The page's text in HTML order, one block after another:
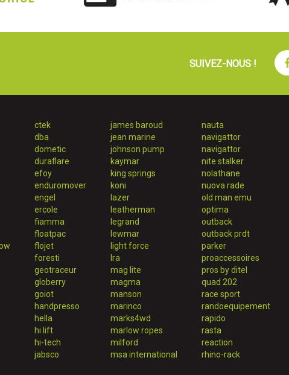
SUIVEZ-NOUS !
ctek
dba
dometic
duraflare
efoy
enduromover
engel
ercole
fiamma
floatpac
flojet
foresti
geotraceur
globerry
goiot
handpresso
hella
hi lift
hi-tech
jabsco
james baroud
jean marine
johnson pump
kaymar
king springs
koni
lazer
leatherman
legrand
lewmar
light force
lra
mag lite
magma
manson
marinco
marks4wd
marlow ropes
milford
msa international
nauta
navigattor
navigattor
nite stalker
nolathane
nuova rade
old man emu
optima
outback
outback prdt
parker
proaccessoires
pros by ditel
quad 202
race sport
randoequipement
rapido
rasta
reaction
rhino-rack